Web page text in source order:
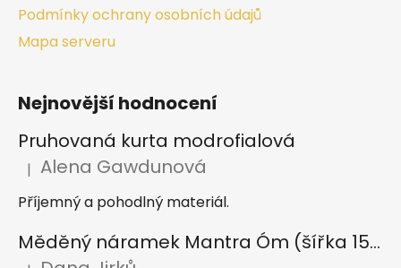
Podmínky ochrany osobních údajů
Mapa serveru
Nejnovější hodnocení
Pruhovaná kurta modrofialová
Hodnocení produktu je 5 z 5 hvězdiček.
| Alena Gawdunová
Příjemný a pohodlný materiál.
Měděný náramek Mantra Óm (šířka 15 mm)